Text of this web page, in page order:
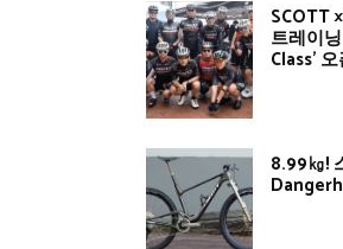
SCOTT
트레이
Class’
8.99㎏!